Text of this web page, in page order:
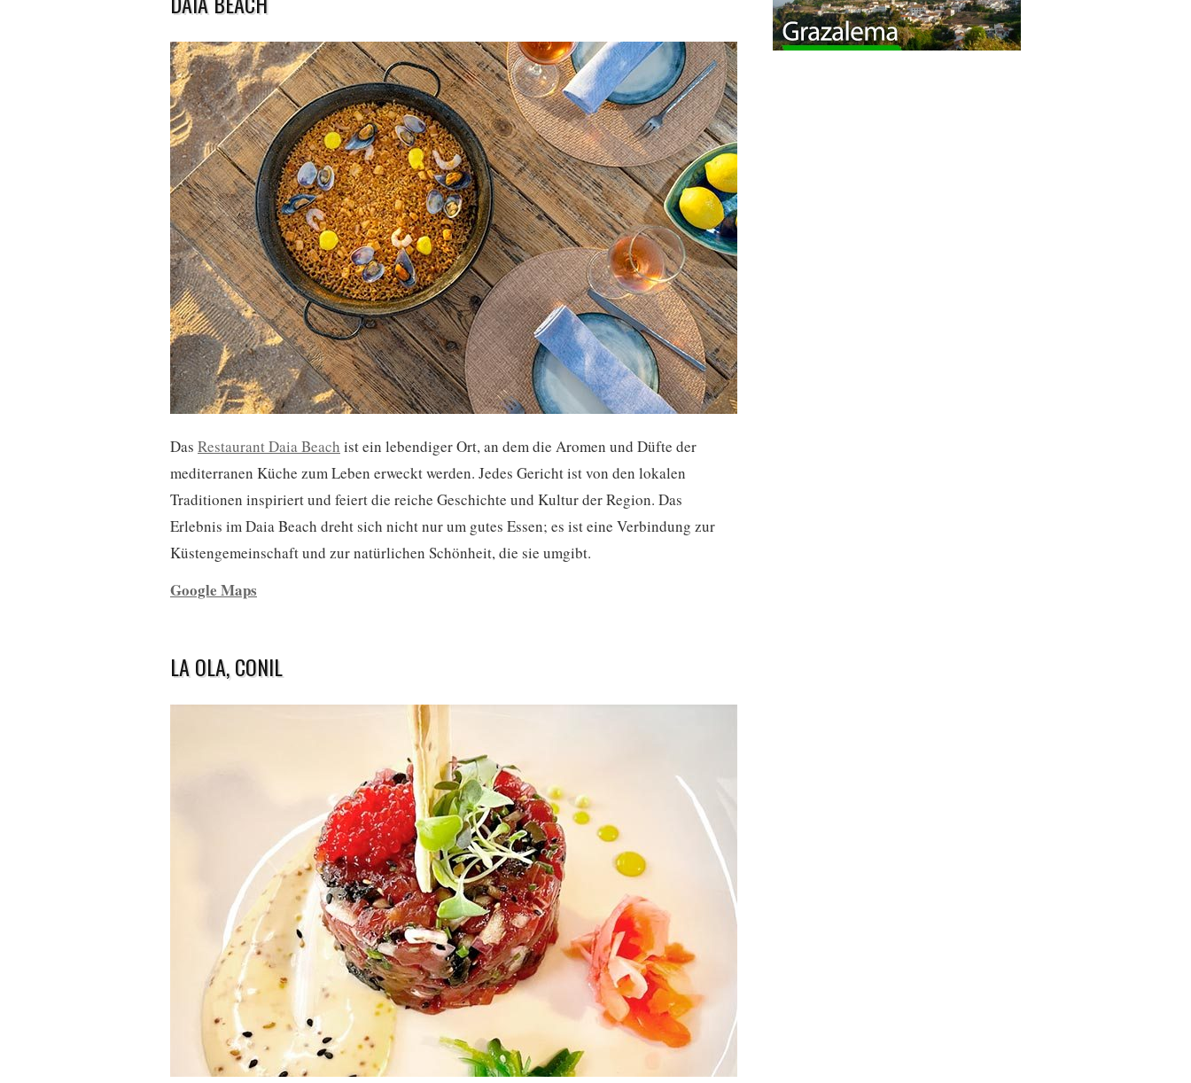
Das Restaurant Daia Beach ist ein lebendiger Ort, an dem die Aromen und Düfte der
mediterranen Küche zum Leben erweckt werden. Jedes Gericht ist von den lokalen
Traditionen inspiriert und feiert die reiche Geschichte und Kultur der Region. Das
Erlebnis im Daia Beach dreht sich nicht nur um gutes Essen; es ist eine Verbindung zur
Küstengemeinschaft und zur natürlichen Schönheit, die sie umgibt.
Google Maps
LA OLA, CONIL